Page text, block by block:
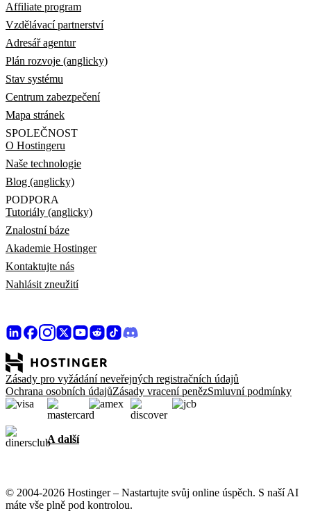
Affiliate program
Vzdělávací partnerství
Adresář agentur
Plán rozvoje (anglicky)
Stav systému
Centrum zabezpečení
Mapa stránek
SPOLEČNOST
O Hostingeru
Naše technologie
Blog (anglicky)
PODPORA
Tutoriály (anglicky)
Znalostní báze
Akademie Hostinger
Kontaktujte nás
Nahlásit zneužití
Zásady pro vyžádání neveřejných registračních údajů
Ochrana osobních údajůZásady vracení penězSmluvní podmínky
A další
© 2004-2026 Hostinger – Nastartujte svůj online úspěch. S naší AI
máte vše plně pod kontrolou.